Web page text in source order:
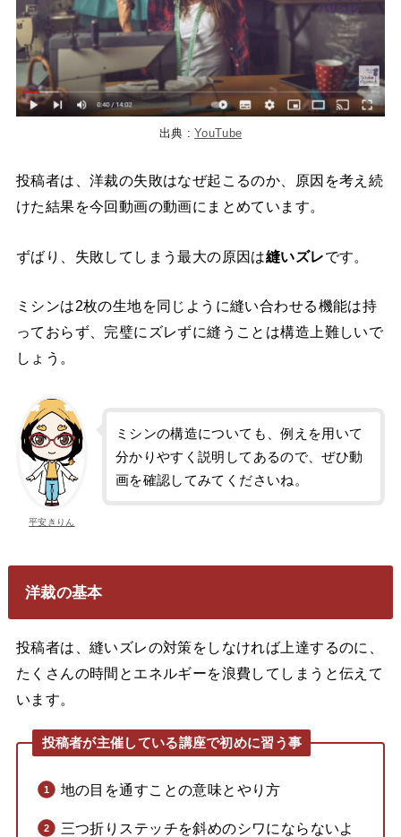
出典 :YouTube
投稿者は、洋裁の失敗はなぜ起こるのか、原因を考え続
けた結果を今回動画の動画にまとめています。
ずばり、失敗してしまう最大の原因は縫いズレです。
ミシンは2枚の生地を同じように縫い合わせる機能は持
っておらず、完璧にズレずに縫うことは構造上難しいで
しょう。
平安きりん
ミシンの構造についても、例えを用いて
分かりやすく説明してあるので、ぜひ動
画を確認してみてくださいね。
洋裁の基本
投稿者は、縫いズレの対策をしなければ上達するのに、
たくさんの時間とエネルギーを浪費してしまうと伝えて
います。
投稿者が主催している講座で初めに習う事
地の目を通すことの意味とやり方
三つ折りステッチを斜めのシワにならないよ